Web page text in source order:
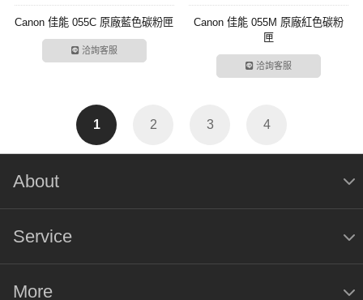
Canon 佳能 055C 原廠藍色碳粉匣
洽詢客服
Canon 佳能 055M 原廠紅色碳粉
匣
洽詢客服
1 2 3 4
About
Service
More